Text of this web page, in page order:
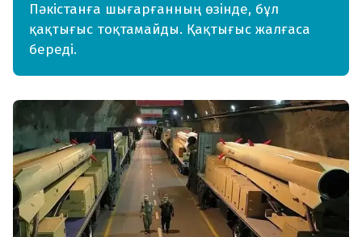
Пәкістанға шығарғанның өзінде, бұл
қақтығыс тоқтамайды. Қақтығыс жалғаса
береді.